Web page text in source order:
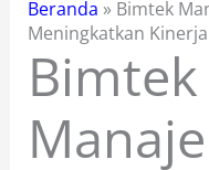
Beranda » Bimtek
Meningkatkan Kinerja
Bimtek